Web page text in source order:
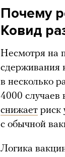
Почему
Ковид
Несмотря на
сдерживания
в несколько
4000 случаев
снижает риск
с обычной
Логика